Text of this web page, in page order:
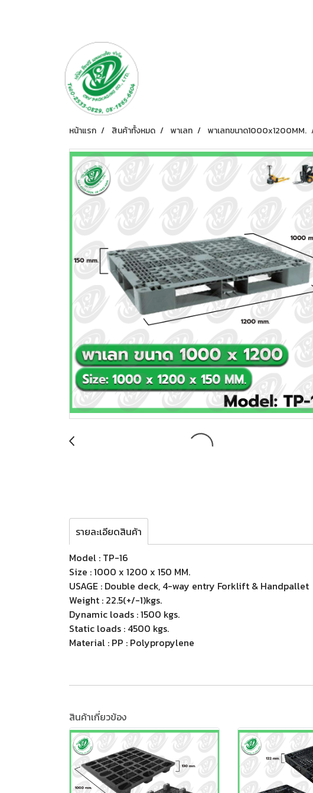
หน้าแรก สินค้าทั้งหมด พาเลท พาเลทขนาด1000x1200MM.
รายละเอียดสินค้า
Model : TP-16
Size : 1000 x 1200 x 150 MM.
USAGE : Double deck, 4-way entry Forklift & Handpallet
Weight : 22.5(+/-1)kgs.
Dynamic loads : 1500 kgs.
Static loads : 4500 kgs.
Material : PP : Polypropylene
สินค้าเกี่ยวข้อง